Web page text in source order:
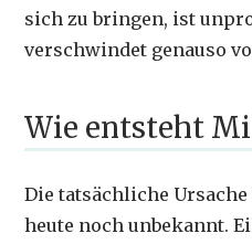
sich zu bringen, ist
verschwindet genauso
Wie entsteht
Die tatsächliche
heute noch unbekannt.